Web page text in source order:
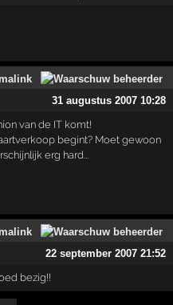
31 augustus 2007 10:28
van de IT komt!
begint? Moet gewoon
erg hard...
22 september 2007 21:52
bezig!!